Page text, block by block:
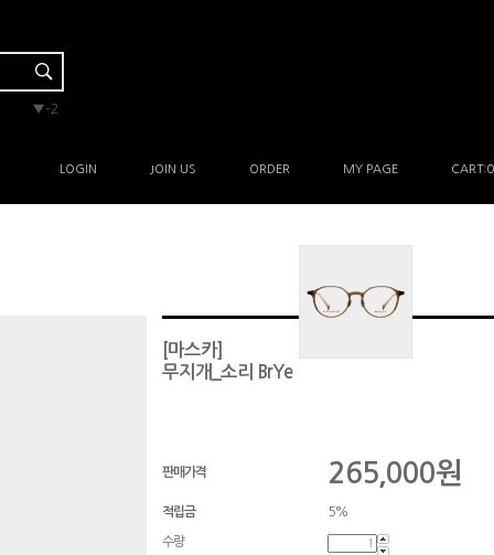
▲3
▲3
▼-2
▲3
▲1
LOGIN JOIN US ORDER MY PAGE CART:0
[마스카]
무지개_소리 BrYe
판매가격 265,000원
적립금 5%
수량